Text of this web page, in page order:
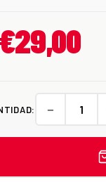
€29,00
−